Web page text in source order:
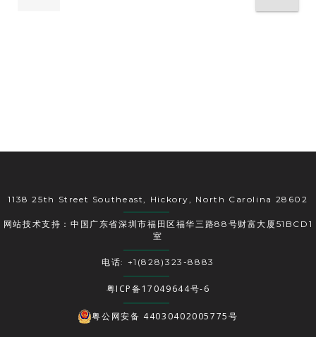
1138 25th Street Southeast, Hickory, North Carolina 28602
网站技术支持：中国广东省深圳市福田区福华三路88号财富大厦51BCD1
室
电话: +1(828)323-8883
粤ICP备17049644号-6
粤公网安备 44030402005775号